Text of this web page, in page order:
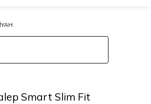
Smart Slim Fit